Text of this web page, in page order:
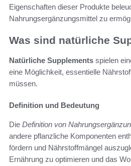
Eigenschaften dieser Produkte
Nahrungsergänzungsmittel zu
Was sind natürliche
Natürliche Supplements spielen
eine Möglichkeit, essentielle
müssen.
Definition und Bedeutung
Die Definition von
andere pflanzliche Komponenten
fördern und Nährstoffmängel
Ernährung zu optimieren und das